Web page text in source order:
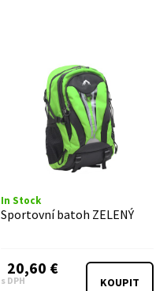
In Stock
Sportovní batoh ZELENÝ
20,60 €
s DPH KOUPIT